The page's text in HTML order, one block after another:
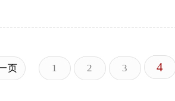
页 1 2 3 4